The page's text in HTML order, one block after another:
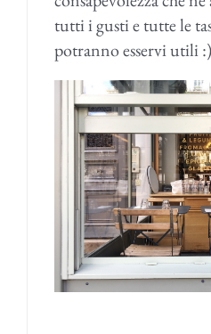
tutti i gusti e tutte le
potranno esservi utili